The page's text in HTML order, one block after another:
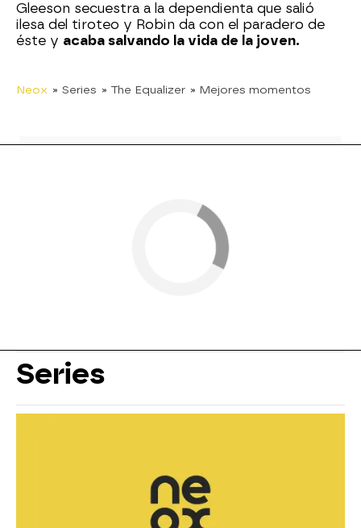
Gleeson secuestra a la dependienta que salió
ilesa del tiroteo y Robin da con el paradero de
éste y acaba salvando la vida de la joven.
Neox » Series » The Equalizer » Mejores momentos
Series